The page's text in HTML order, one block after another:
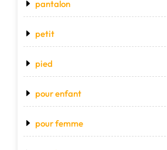
pantalon
petit
pied
pour enfant
pour femme